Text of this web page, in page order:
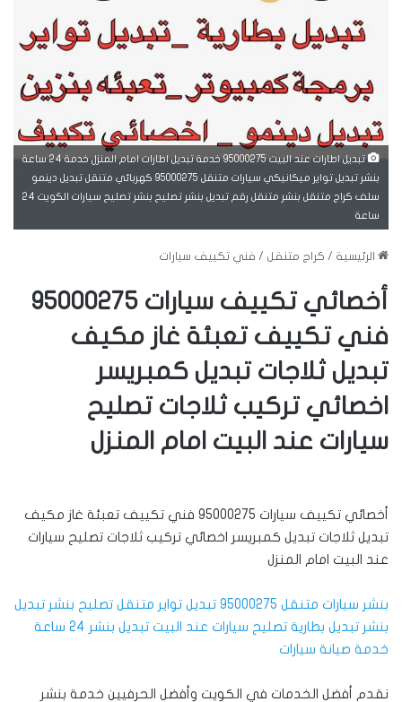
تبديل اطارات عند البيت 95000275 خدمة تبديل اطارات امام المنزل خدمة 24 ساعة
بنشر تبديل تواير ميكانيكي سيارات متنقل 95000275 كهربائي متنقل تبديل دينمو
سلف كراج متنقل بنشر متنقل رقم تبديل بنشر تصليح بنشر تصليح سيارات الكويت 24
ساعة
الرئيسية / كراج متنقل / فني تكييف سيارات
أخصائي تكييف سيارات 95000275
فني تكييف تعبئة غاز مكيف
تبديل ثلاجات تبديل كمبريسر
اخصائي تركيب ثلاجات تصليح
سيارات عند البيت امام المنزل
أخصائي تكييف سيارات 95000275 فني تكييف تعبئة غاز مكيف
تبديل ثلاجات تبديل كمبريسر اخصائي تركيب ثلاجات تصليح سيارات
عند البيت امام المنزل
بنشر سيارات متنقل 95000275 تبديل تواير متنقل تصليح بنشر تبديل
بنشر تبديل بطارية تصليح سيارات عند البيت تبديل بنشر 24 ساعة
خدمة صيانة سيارات
نقدم أفضل الخدمات في الكويت وأفضل الحرفيين خدمة بنشر